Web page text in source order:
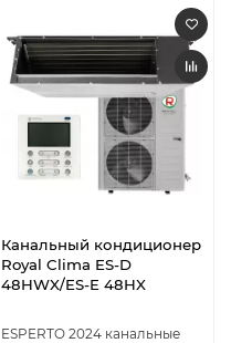
Канальный кондиционер
Royal Clima ES-D
48HWX/ES-E 48HX
ESPERTO 2024 канальные